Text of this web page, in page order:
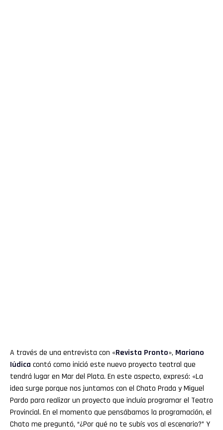
A través de una entrevista con «Revista Pronto», Mariano
Iúdica contó como inició este nuevo proyecto teatral que
tendrá lugar en Mar del Plata. En este aspecto, expresó: «La
idea surge porque nos juntamos con el Chato Prada y Miguel
Pardo para realizar un proyecto que incluía programar el Teatro
Provincial. En el momento que pensábamos la programación, el
Chato me preguntó, “¿Por qué no te subís vos al escenario?” Y